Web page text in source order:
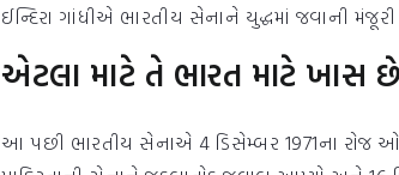
ઈન્દિરા ગાંધીએ ભારતીય સેનાને યુદ્ધમાં જવાની
એટલા માટે તે ભારત માટે ખાસ છે
આ પછી ભારતીય સેનાએ 4 ડિસેમ્બર 1971ના રોજ